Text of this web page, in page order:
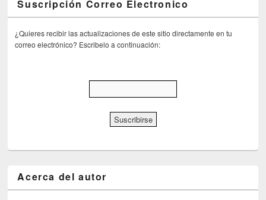
Suscripción Correo Electronico
¿Quieres recibir las actualizaciones de este sitio directamente en tu
correo electrónico? Escribelo a continuación:
Acerca del autor